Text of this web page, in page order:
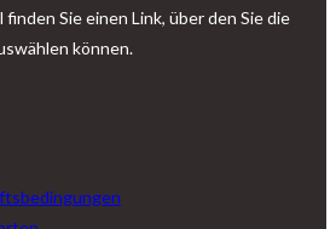
Sie einen Link, über den Sie die
können.